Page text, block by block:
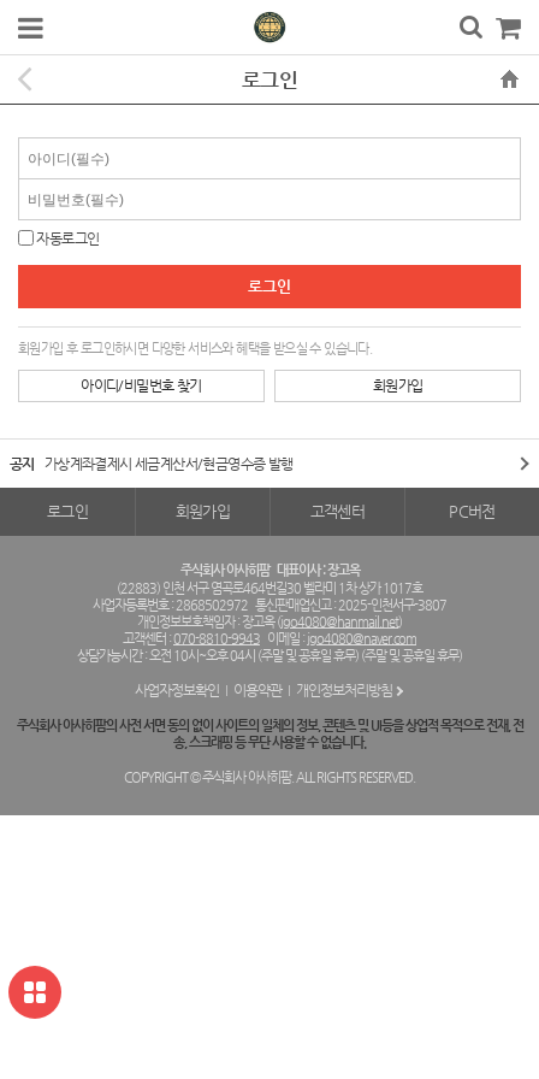
로그인
자동로그인
회원가입 후 로그인하시면 다양한 서비스와 혜택을 받으실 수 있습니다.
아이디/비밀번호 찾기 회원가입
공지 가상계좌결제시 세금계산서/현금영수증 발행
로그인 회원가입 고객센터 PC버전
주식회사 아사히팜 대표이사 : 장고옥
(22883) 인천 서구 염곡로464번길30 벨라미 1차 상가 1017호
사업자등록번호 : 2868502972 통신판매업신고 : 2025-인천서구-3807
개인정보보호책임자 : 장고옥 (jgo4080@hanmail.net)
고객센터 :070-8810-9943 이메일 : jgo4080@naver.com
상담가능시간 : 오전 10시~오후 04시 (주말 및 공휴일 휴무) (주말 및 공휴일 휴무)
사업자정보확인 이용약관 개인정보처리방침
주식회사 아사히팜의 사전 서면 동의 없이 사이트의 일체의 정보, 콘텐츠 및 UI등을 상업적 목적으로 전재, 전
송, 스크래핑 등 무단 사용할 수 없습니다.
COPYRIGHT © 주식회사 아사히팜. ALL RIGHTS RESERVED.